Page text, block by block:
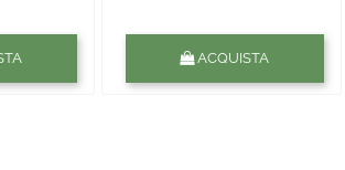
ACQUISTA